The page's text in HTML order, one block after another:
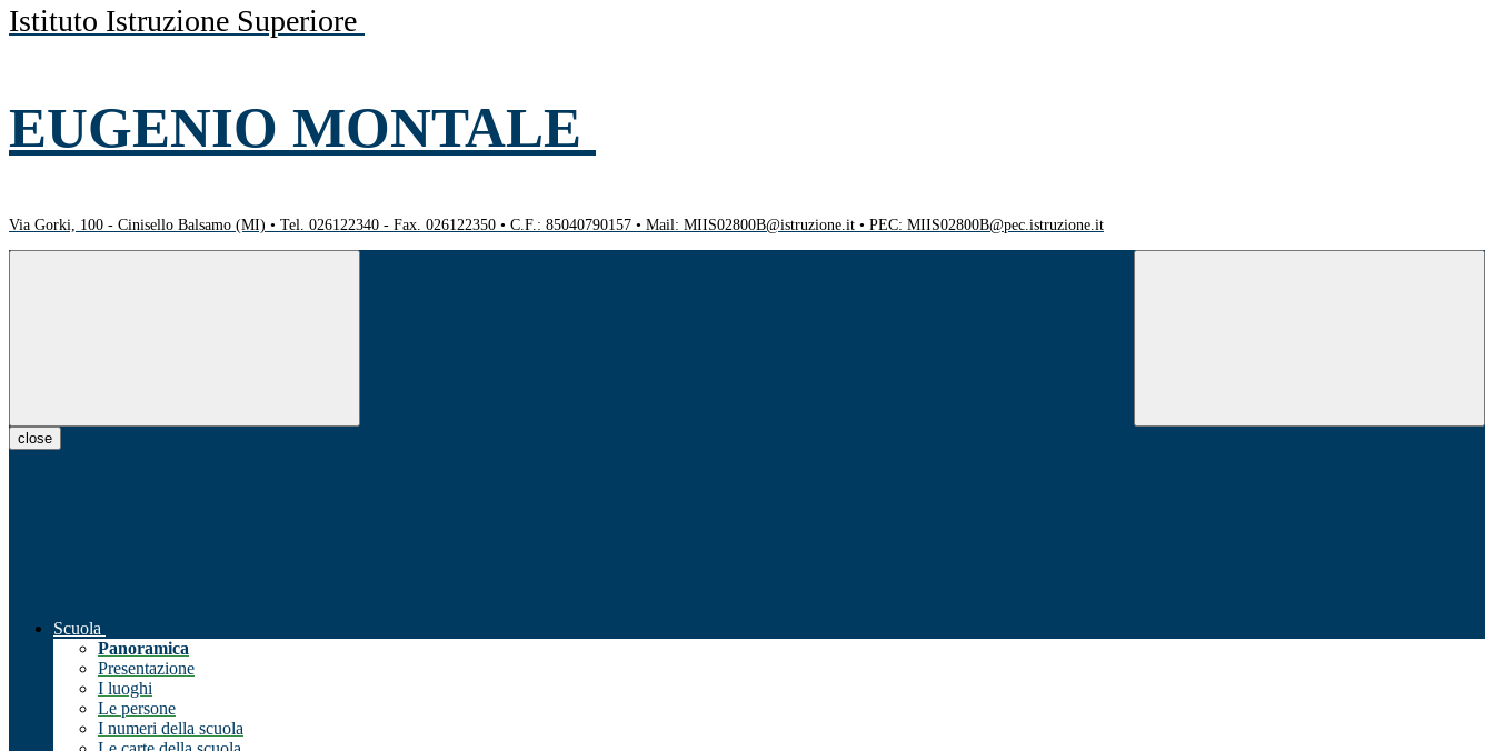
Istituto Istruzione Superiore
EUGENIO MONTALE
Via Gorki, 100 - Cinisello Balsamo (MI) • Tel. 026122340 - Fax. 026122350 • C.F.: 85040790157 • Mail: MIIS02800B@istruzione.it • PEC: MIIS02800B@pec.istruzione.it
close
Scuola
Panoramica
Presentazione
I luoghi
Le persone
I numeri della scuola